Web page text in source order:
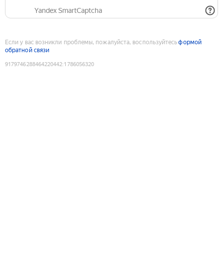
Yandex SmartCaptcha
Если у вас возникли проблемы, пожалуйста, воспользуйтесьформой
обратной связи
9179746288464220442:1786056320